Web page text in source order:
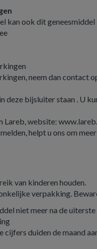
kan ook dit
neem dan contact
deze bijsluiter staan . U
Lareb, website:
helpt u ons om
van kinderen houden.
verpakking.
niet meer na de
cijfers duiden de maand